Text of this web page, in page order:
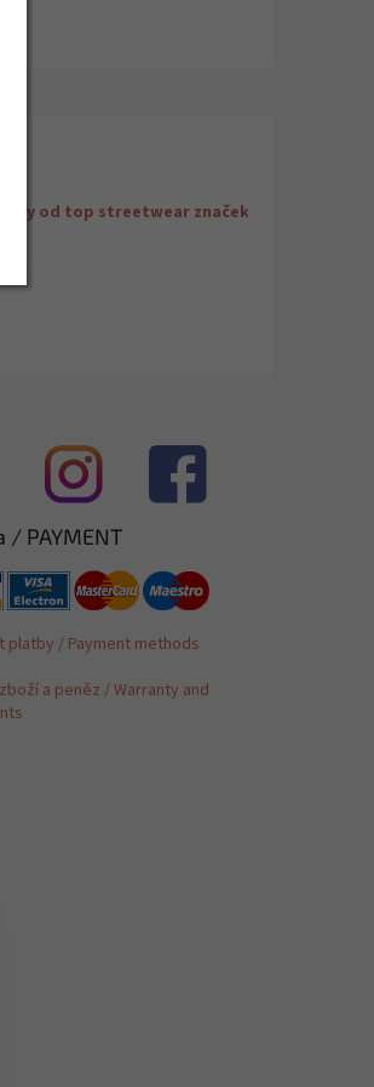
od top streetwear značek
/ PAYMENT
platby / Payment methods
a peněz / Warranty and